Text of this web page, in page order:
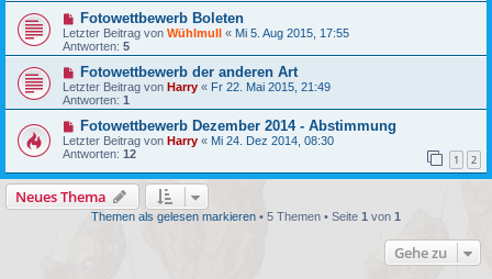
Fotowettbewerb Boleten
Letzter Beitrag von Wühlmull « Mi 5. Aug 2015, 17:55
Antworten: 5
Fotowettbewerb der anderen Art
Letzter Beitrag von Harry « Fr 22. Mai 2015, 21:49
Antworten: 1
Fotowettbewerb Dezember 2014 - Abstimmung
Letzter Beitrag von Harry « Mi 24. Dez 2014, 08:30
Antworten: 12 1 2
Neues Thema
Themen als gelesen markieren • 5 Themen • Seite 1 von 1
Gehe zu